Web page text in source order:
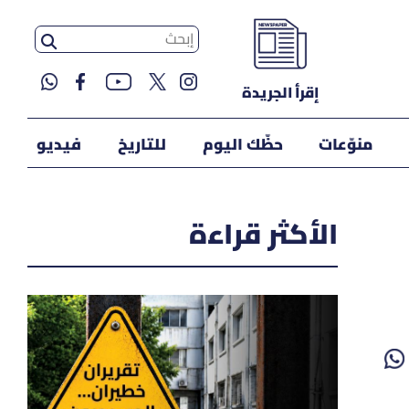
إقرأ الجريدة
منوّعات حظّك اليوم للتاريخ فيديو
الأكثر قراءة